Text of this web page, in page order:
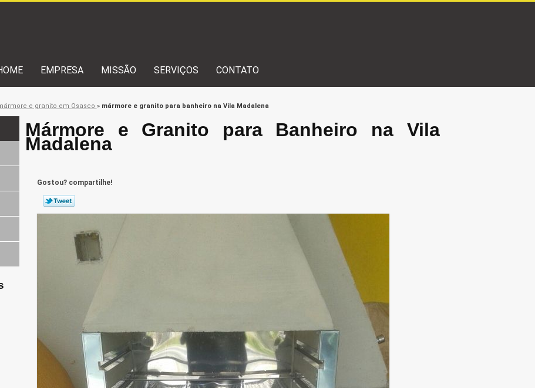
EMPRESA MISSÃO SERVIÇOS CONTATO
e granito em Osasco » mármore e granito para banheiro na Vila Madalena
Mármore e Granito para Banheiro na Vila
Madalena
Gostou? compartilhe!